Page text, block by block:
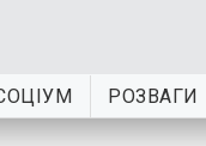
РОЗВАГИ